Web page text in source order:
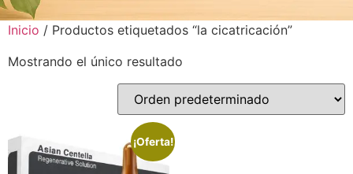
Inicio / Productos etiquetados “la cicatricación”
Mostrando el único resultado
¡Oferta!